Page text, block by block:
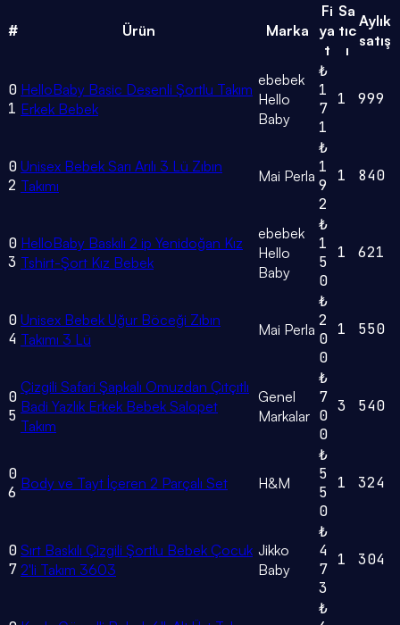
# Ürün Marka
Fi
ya
t
Sa
tıc
ı
Aylık
satış
0
1
HelloBaby Basic Desenli Şortlu Takım
Erkek Bebek
ebebek
Hello
Baby
₺
1
7
1
1 999
0
2
Unisex Bebek Sarı Arılı 3 Lü Zıbın
Takımı
Mai Perla
₺
1
9
2
1 840
0
3
HelloBaby Baskılı 2 ip Yenidoğan Kız
Tshirt-Şort Kız Bebek
ebebek
Hello
Baby
₺
1
5
0
1 621
0
4
Unisex Bebek Uğur Böceği Zıbın
Takımı 3 Lü
Mai Perla
₺
2
0
0
1 550
0
5
Çizgili Safari Şapkalı Omuzdan Çıtçıtlı
Badi Yazlık Erkek Bebek Salopet
Takım
Genel
Markalar
₺
7
0
0
3 540
0
6 Body ve Tayt İçeren 2 Parçalı Set H&M
₺
5
5
0
1 324
0
7
Sırt Baskılı Çizgili Şortlu Bebek Çocuk
2'li Takım 3603
Jikko
Baby
₺
4
7
3
1 304
₺